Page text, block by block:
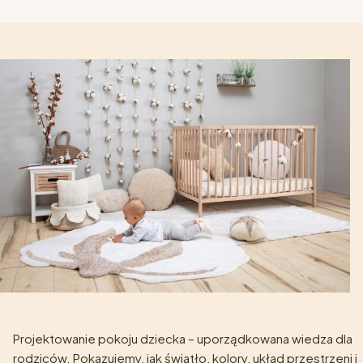
Projektowanie pokoju dziecka – uporządkowana wiedza dla
rodziców. Pokazujemy, jak światło, kolory, układ przestrzeni i